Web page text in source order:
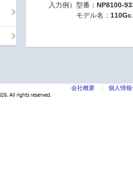
入力例）型番： NP8100-
モデル名：
会社概要 個人情